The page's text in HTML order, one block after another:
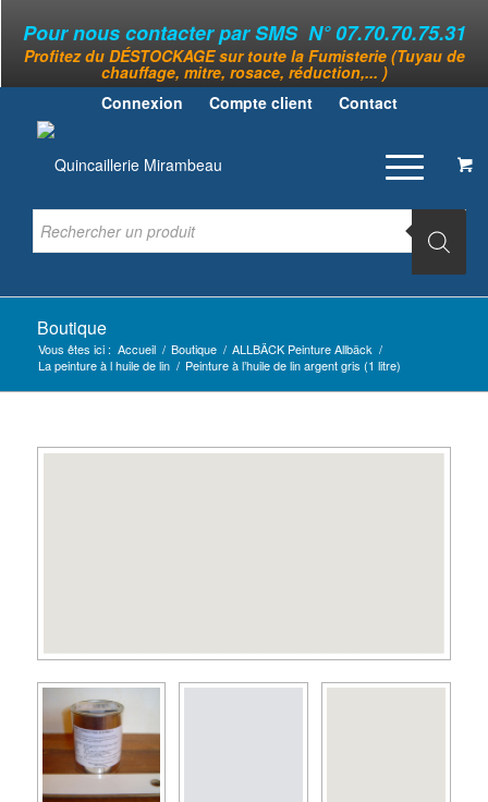
Pour nous contacter par SMS N° 07.70.70.75.31
Profitez du DÉSTOCKAGE sur toute la Fumisterie (Tuyau de
chauffage, mitre, rosace, réduction,... )
Connexion
Compte client Contact
Boutique
Vous êtes ici : Accueil / Boutique / ALLBÄCK Peinture Allbäck /
La peinture à l huile de lin / Peinture à l’huile de lin argent gris (1 litre)